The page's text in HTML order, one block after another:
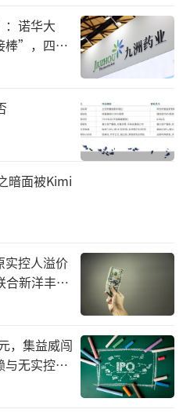
时间内，钱大妈在门店
了近1倍，扩张速度远超
场。
进的时候，市场上不断
的消息。根据央视财经
年，钱大妈在上海的门
，大约两天新增一家门
盟商则在大批关店。
盟钱大妈一年左右，亏
视财经的报道中，加盟
是钱大妈“激进”的打
售卖，先打9折，每过半
23时30分以后免费送，
养成了特意等到打折时
诺华大
”，四大
暗面被Kimi
控人溢价
新洋丰、
，集益威闯
与无实控人